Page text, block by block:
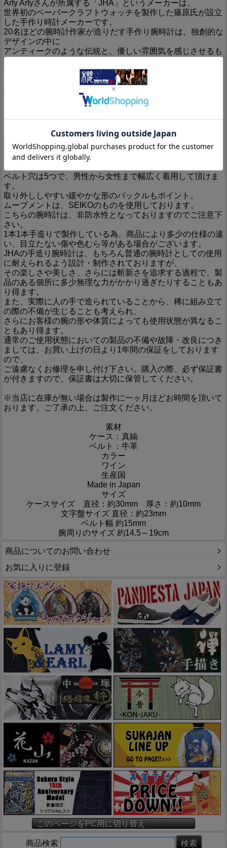
Arty Artyさんが所属する「JHA」というメーカーは、
世界初のペーパークラフトウォッチを製作した篠原氏が設立
した手作り時計メーカーです。
20名ほどの腕時計作家が造りだす手作り腕時計は、独創的な
デザインの中に
アンティークのような伝統と、優しい雰囲気を感じさせるも
のがあります。
世界では、私におかまいなくいろんな出来事が起こってい
私は、そんな世界に揺さぶられるけど。
どんな時でも、ほんのちょっとのカラフルなキモチを忘れず
に生きていきたいなぁ、と。
カラフルな針が働く時計が作りたい…という思いから創られ
た腕時計です。
全然違うタイプの仲間と一緒に働くやつね！
ベルトの素材には、上質な牛革を使用。
真鍮素材のケースと相性が良く、お互いに引き立て合ってい
ます。
ベルト穴は5つで、男性から女性まで幅広く着用して頂けま
す。
取り外ししやすい緩やかな形のバックルもポイント。
ムーブメントは、SEIKOのものを使用しております。
こちらの腕時計は、非防水性となっておりますのでご注意下
さい。
1本1本手造りで製作している為、商品により多少の仕様の違
い、目立たない傷や色むら等がある場合がございます。
JHAの手造り腕時計は、もちろん普通の腕時計としての使用
に耐えられるよう設計・制作されておりますが、
その楽しさや美しさ、さらには斬新さを追求する過程で、製
品のある個所に多少無理な力がかかり過ぎたりすることもあ
り得ます。
また、実際に人の手で造られていることから、稀に組み立て
の際の不備が生じることも考えられ、
さらにお客様の腕の形や体質によっても使用状態が異なるこ
ともあり得ます。
通常のご使用状態においての製品の不備や故障・改良につき
ましては、お買い上げの日より1年間の保証をしております
ので、
ご遠慮なくお修理を申し付け下さい。購入の際、必ず保証書
が付きますので、保証書は大切に保管してください。
※当店に在庫が無い場合は製作に一ヶ月ほどお時間を頂いて
おります。ご了承の上、ご注文ください。
素材
ケース：真鍮
ベルト：牛革
カラー
ワイン
生産国
Made in Japan
サイズ
ケースサイズ 直径：約30mm 厚さ：約10mm
文字盤サイズ 直径：約23mm
ベルト幅 約15mm
腕周りのサイズ 約14.5～19cm
商品についてのお問い合わせ
お気に入りに登録
このページをPC用に切り替え
商品検索